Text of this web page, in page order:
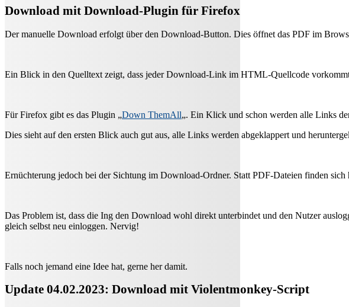
Download mit Download-Plugin für Firefox
Der manuelle Download erfolgt über den Download-Button. Dies öffnet das PDF im
Ein Blick in den Quelltext zeigt, dass jeder Download-Link im HTML-Quellcode
Für Firefox gibt es das Plugin „Down ThemAll„. Ein Klick und schon werden alle Links
Dies sieht auf den ersten Blick auch gut aus, alle Links werden abgeklappert und
Ernüchterung jedoch bei der Sichtung im Download-Ordner. Statt PDF-Dateien finden
Das Problem ist, dass die Ing den Download wohl direkt unterbindet und den Nutzer
gleich selbst neu einloggen. Nervig!
Falls noch jemand eine Idee hat, gerne her damit.
Update 04.02.2023: Download mit Violentmonkey-Script